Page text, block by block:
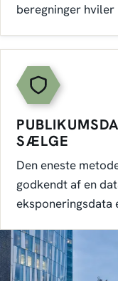
beregninger hviler
SÆLGE
Den eneste
godkendt af en
eksponeringsdata